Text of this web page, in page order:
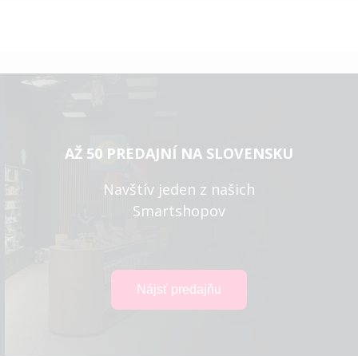
AŽ 50 PREDAJNÍ NA SLOVENSKU
Navštív jeden z našich
Smartshopov